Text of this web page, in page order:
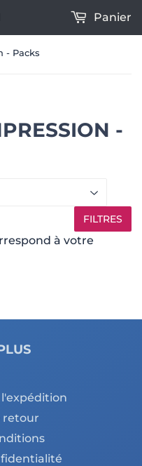
Panier
- Packs
-
FILTRES
à votre
retour